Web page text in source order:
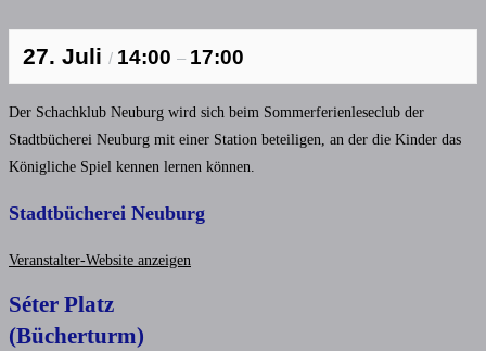
27. Juli / 14:00 – 17:00
Der Schachklub Neuburg wird sich beim Sommerferienleseclub der
Stadtbücherei Neuburg mit einer Station beteiligen, an der die Kinder das
Königliche Spiel kennen lernen können.
Stadtbücherei Neuburg
Veranstalter-Website anzeigen
Séter Platz
(Bücherturm)